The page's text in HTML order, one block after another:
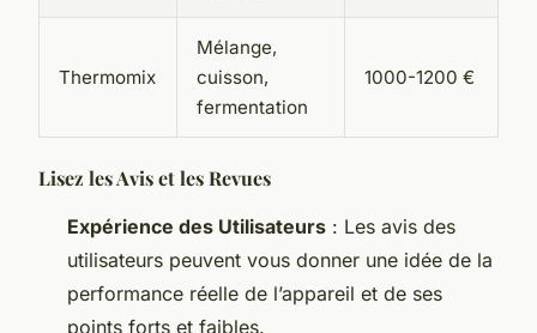
Thermomix
Mélange,
cuisson,
fermentation
1000-1200 €
Lisez les Avis et les Revues
Expérience des Utilisateurs : Les avis des
utilisateurs peuvent vous donner une idée de la
performance réelle de l’appareil et de ses
points forts et faibles.